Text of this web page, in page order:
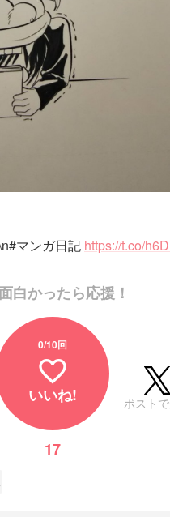
マンガ日記 https://t.co/
白かったら応援！
0/10回
favorite_border
いいね!
17
ポスト